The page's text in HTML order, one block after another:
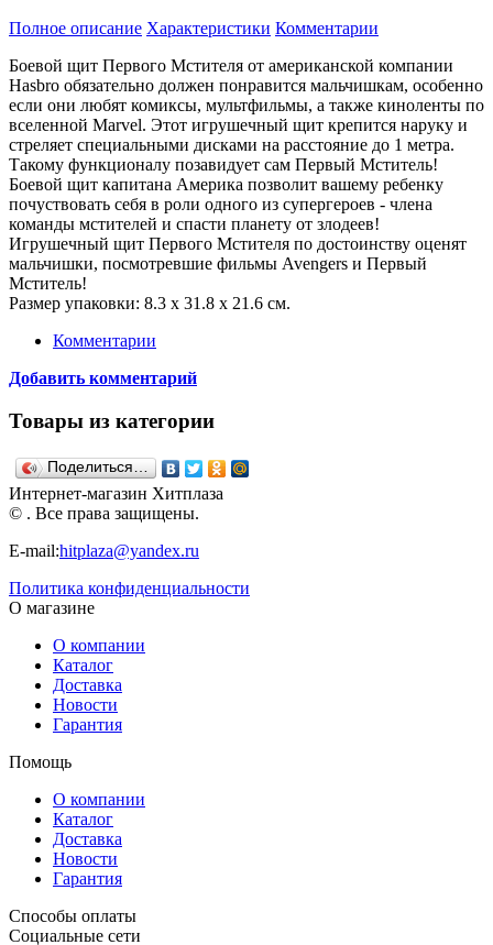
Полное описание Характеристики Комментарии
Боевой щит Первого Мстителя от американской компании
Hasbro обязательно должен понравится мальчишкам, особенно
если они любят комиксы, мультфильмы, а также киноленты по
вселенной Marvel. Этот игрушечный щит крепится наруку и
стреляет специальными дисками на расстояние до 1 метра.
Такому функционалу позавидует сам Первый Мститель!
Боевой щит капитана Америка позволит вашему ребенку
почуствовать себя в роли одного из супергероев - члена
команды мстителей и спасти планету от злодеев!
Игрушечный щит Первого Мстителя по достоинству оценят
мальчишки, посмотревшие фильмы Avengers и Первый
Мститель!
Размер упаковки: 8.3 х 31.8 х 21.6 см.
Комментарии
Добавить комментарий
Товары из категории
Поделиться…
Интернет-магазин Хитплаза
© . Все права защищены.
E-mail:hitplaza@yandex.ru
Политика конфиденциальности
О магазине
О компании
Каталог
Доставка
Новости
Гарантия
Помощь
О компании
Каталог
Доставка
Новости
Гарантия
Способы оплаты
Социальные сети